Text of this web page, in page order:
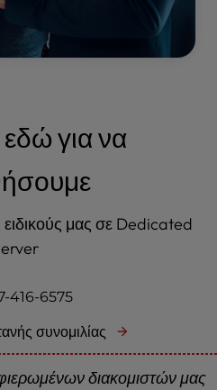
για να
μας σε Dedicated
416-6575
συνομιλίας
διακομιστών μας